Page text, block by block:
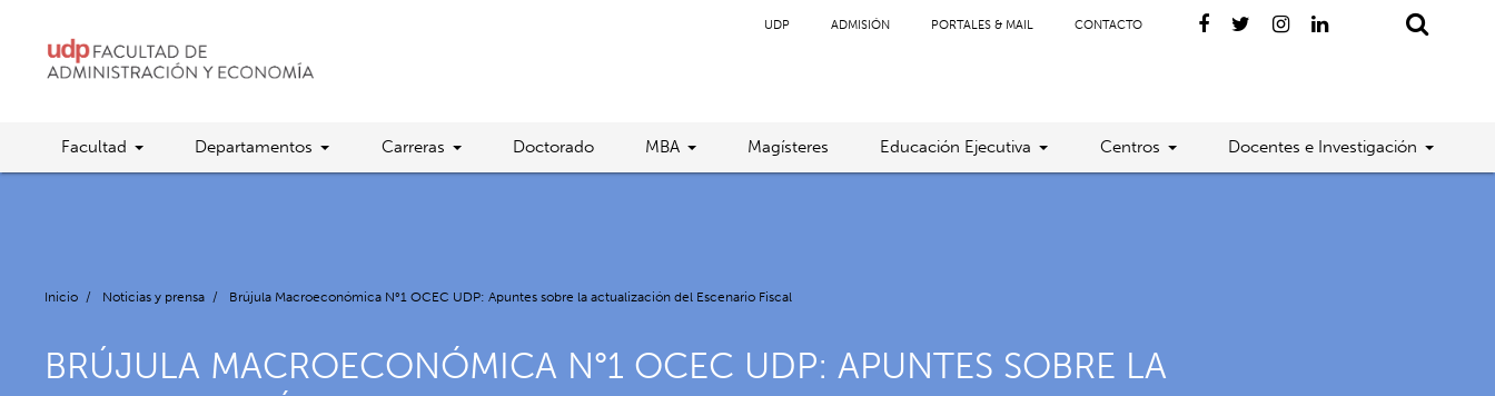
UDP ADMISIÓN PORTALES & MAIL CONTACTO
Facultad Departamentos Carreras Doctorado MBA Magísteres Educación Ejecutiva Centros Docentes e Investigación
Inicio / Noticias y prensa / Brújula Macroeconómica N°1 OCEC UDP: Apuntes sobre la actualización del Escenario Fiscal
BRÚJULA MACROECONÓMICA N°1 OCEC UDP: APUNTES SOBRE LA